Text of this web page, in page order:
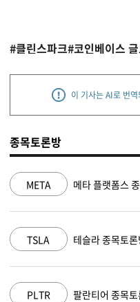
#클린스파크#코인베이스
이 기사는 AI로 번
종목토론방
NVDA 엔비디아
MSFT 마이크로소
AAPL 애플 종목